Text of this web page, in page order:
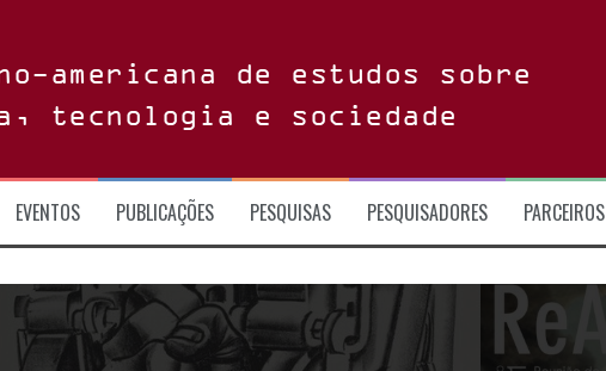
americana de estudos sobre
tecnologia e sociedade
EVENTOS PUBLICAÇÕES PESQUISAS PESQUISADORES PARCEIROS